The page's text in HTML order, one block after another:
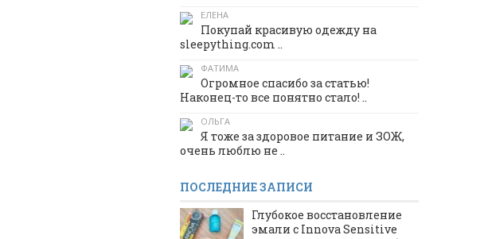
ЕЛЕНА
Покупай красивую одежду на
sleepything.com ..
ФАТИМА
Огромное спасибо за статью!
Наконец-то все понятно стало! ..
ОЛЬГА
Я тоже за здоровое питание и ЗОЖ,
очень люблю не ..
ПОСЛЕДНИЕ ЗАПИСИ
Глубокое восстановление
эмали с Innova Sensitive